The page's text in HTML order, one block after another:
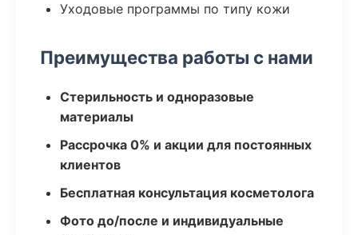
Уходовые программы по типу кожи
Преимущества работы с нами
Стерильность и одноразовые
материалы
Рассрочка 0% и акции для постоянных
клиентов
Бесплатная консультация косметолога
Фото до/после и индивидуальные